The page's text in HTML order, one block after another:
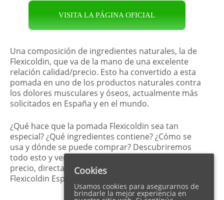
VISITA LA PÁGINA OFICIAL
Una composición de ingredientes naturales, la de
Flexicoldin, que va de la mano de una excelente
relación calidad/precio. Esto ha convertido a esta
pomada en uno de los productos naturales contra
los dolores musculares y óseos, actualmente más
solicitados en España y en el mundo.
¿Qué hace que la pomada Flexicoldin sea tan
especial? ¿Qué ingredientes contiene? ¿Cómo se
usa y dónde se puede comprar? Descubriremos
todo esto y veremos cómo comprarlo al mejor
precio, directamente en el sitio web oficial de
Flexicoldin España
Cookies
Usamos cookies para asegurarnos de
brindarle la mejor experiencia en